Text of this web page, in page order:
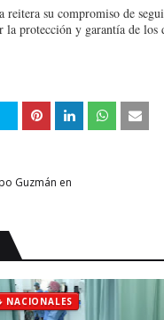
su compromiso de
protección y garantía de los
Guzmán en
NACIONALES